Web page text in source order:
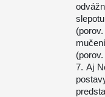
7. Aj